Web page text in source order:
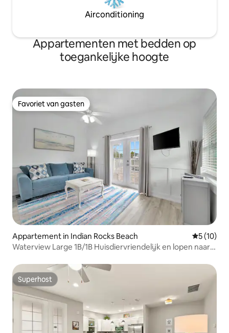
Airconditioning
Appartementen met bedden op
toegankelijke hoogte
Favoriet van gasten
Favoriet van gasten
Appartement in Indian Rocks Beach
5 (10)
Waterview Large 1B/1B Huisdiervriendelijk en lopen naar
Superhost
Superhost